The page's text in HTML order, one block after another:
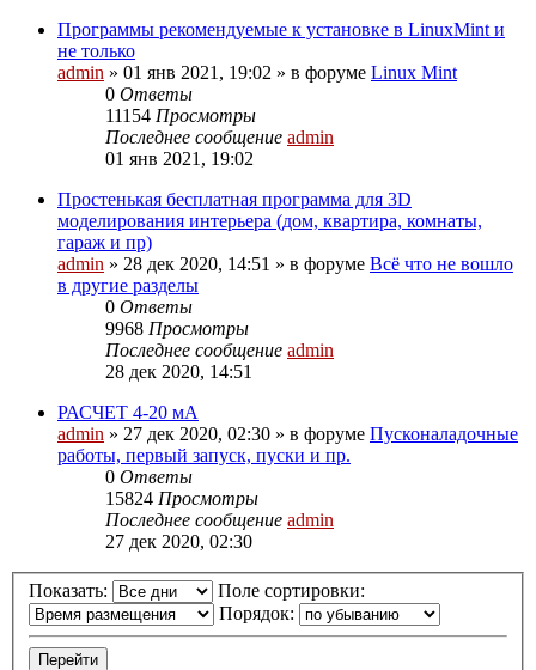
Программы рекомендуемые к установке в LinuxMint и
не только
admin » 01 янв 2021, 19:02 » в форуме Linux Mint
0 Ответы
11154 Просмотры
Последнее сообщение admin
01 янв 2021, 19:02
Простенькая бесплатная программа для 3D
моделирования интерьера (дом, квартира, комнаты,
гараж и пр)
admin » 28 дек 2020, 14:51 » в форуме Всё что не вошло
в другие разделы
0 Ответы
9968 Просмотры
Последнее сообщение admin
28 дек 2020, 14:51
РАСЧЕТ 4-20 мА
admin » 27 дек 2020, 02:30 » в форуме Пусконаладочные
работы, первый запуск, пуски и пр.
0 Ответы
15824 Просмотры
Последнее сообщение admin
27 дек 2020, 02:30
Показать:
Поле сортировки:
Порядок: